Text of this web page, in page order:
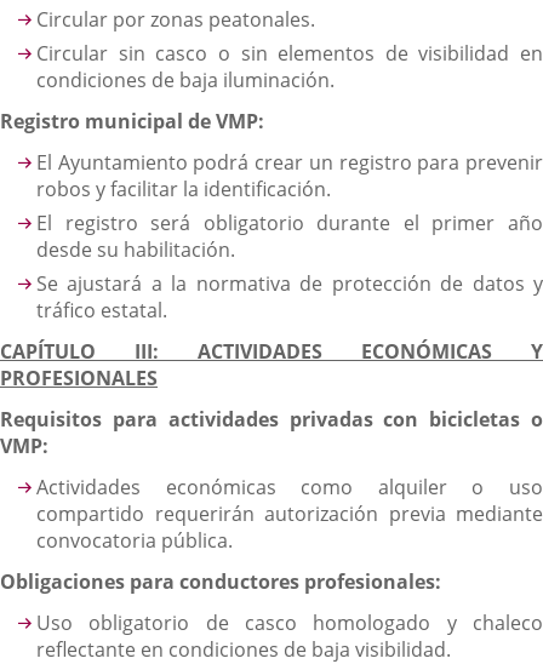
Circular por zonas peatonales.
Circular sin casco o sin elementos de visibilidad en
condiciones de baja iluminación.
Registro municipal de VMP:
El Ayuntamiento podrá crear un registro para prevenir
robos y facilitar la identificación.
El registro será obligatorio durante el primer año
desde su habilitación.
Se ajustará a la normativa de protección de datos y
tráfico estatal.
CAPÍTULO III: ACTIVIDADES ECONÓMICAS Y
PROFESIONALES
Requisitos para actividades privadas con bicicletas o
VMP:
Actividades económicas como alquiler o uso
compartido requerirán autorización previa mediante
convocatoria pública.
Obligaciones para conductores profesionales:
Uso obligatorio de casco homologado y chaleco
reflectante en condiciones de baja visibilidad.